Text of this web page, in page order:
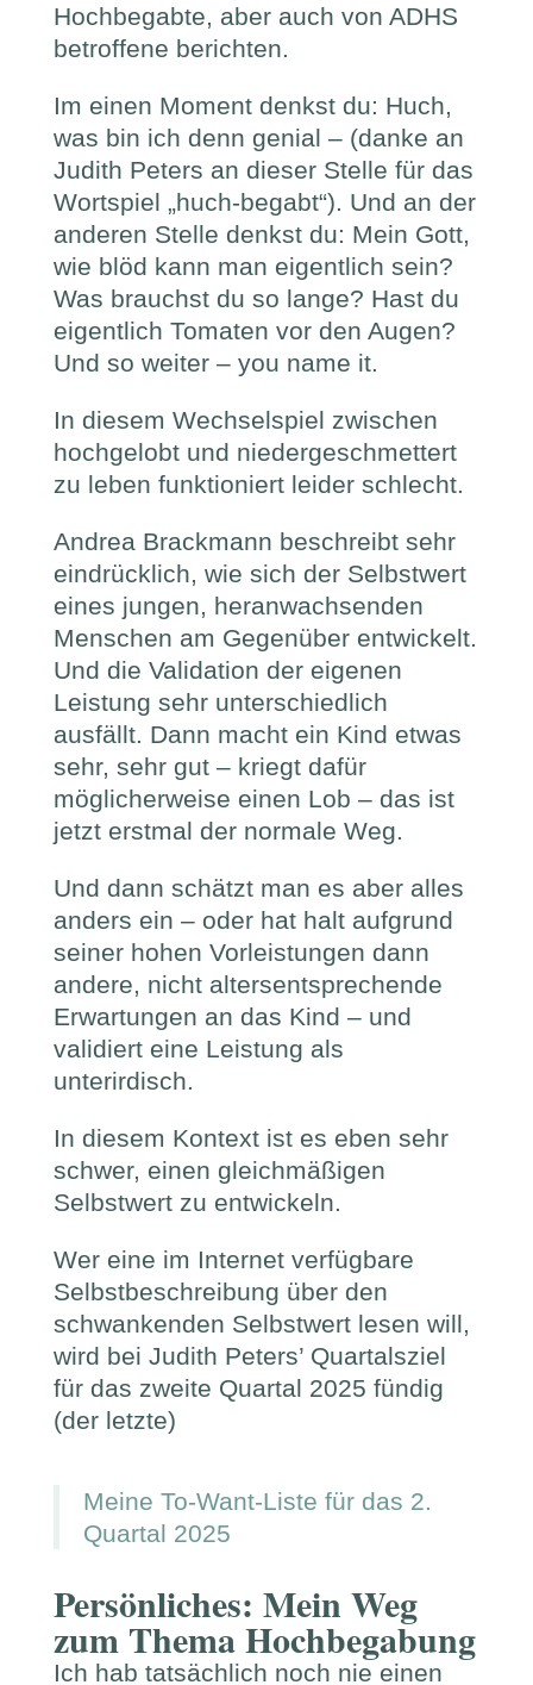
Hochbegabte, aber auch von ADHS
betroffene berichten.
Im einen Moment denkst du: Huch,
was bin ich denn genial – (danke an
Judith Peters an dieser Stelle für das
Wortspiel „huch-begabt“). Und an der
anderen Stelle denkst du: Mein Gott,
wie blöd kann man eigentlich sein?
Was brauchst du so lange? Hast du
eigentlich Tomaten vor den Augen?
Und so weiter – you name it.
In diesem Wechselspiel zwischen
hochgelobt und niedergeschmettert
zu leben funktioniert leider schlecht.
Andrea Brackmann beschreibt sehr
eindrücklich, wie sich der Selbstwert
eines jungen, heranwachsenden
Menschen am Gegenüber entwickelt.
Und die Validation der eigenen
Leistung sehr unterschiedlich
ausfällt. Dann macht ein Kind etwas
sehr, sehr gut – kriegt dafür
möglicherweise einen Lob – das ist
jetzt erstmal der normale Weg.
Und dann schätzt man es aber alles
anders ein – oder hat halt aufgrund
seiner hohen Vorleistungen dann
andere, nicht altersentsprechende
Erwartungen an das Kind – und
validiert eine Leistung als
unterirdisch.
In diesem Kontext ist es eben sehr
schwer, einen gleichmäßigen
Selbstwert zu entwickeln.
Wer eine im Internet verfügbare
Selbstbeschreibung über den
schwankenden Selbstwert lesen will,
wird bei Judith Peters’ Quartalsziel
für das zweite Quartal 2025 fündig
(der letzte)
Meine To-Want-Liste für das 2.
Quartal 2025
Persönliches: Mein Weg
zum Thema Hochbegabung
Ich hab tatsächlich noch nie einen